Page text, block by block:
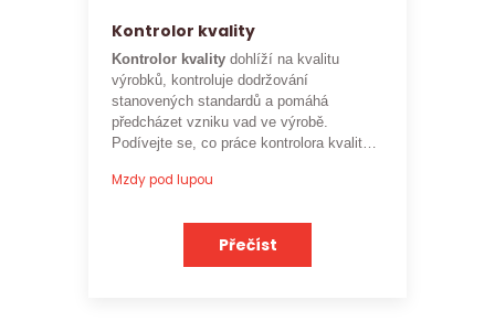
Kontrolor kvality
Kontrolor kvalitydohlíží na kvalitu
výrobků, kontroluje dodržování
stanovených standardů a pomáhá
předcházet vzniku vad ve výrobě.
Podívejte se, co práce kontrolora kvality
ohodnocení této profese
Mzdy pod lupou
Přečíst